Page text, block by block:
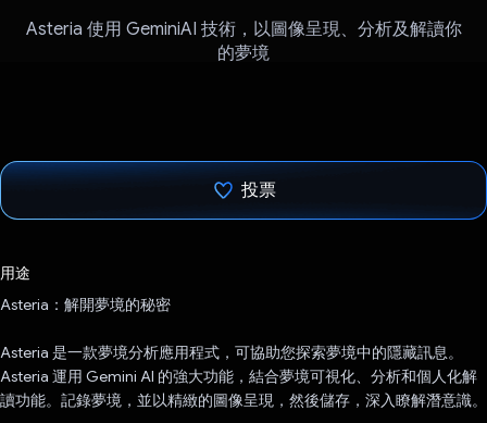
Asteria 使用 GeminiAI 技術，以圖像呈現、分析及解讀你
的夢境
投票
用途
Asteria：解開夢境的秘密
Asteria 是一款夢境分析應用程式，可協助您探索夢境中的隱藏訊息。
Asteria 運用 Gemini AI 的強大功能，結合夢境可視化、分析和個人化解
讀功能。記錄夢境，並以精緻的圖像呈現，然後儲存，深入瞭解潛意識。